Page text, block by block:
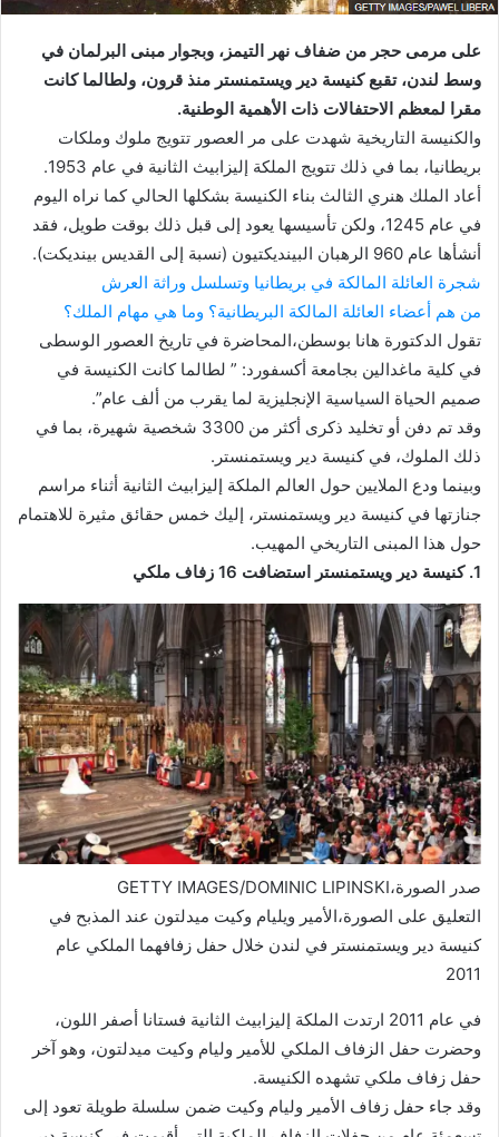
على مرمى حجر من ضفاف نهر التيمز، وبجوار مبنى البرلمان في
وسط لندن، تقبع كنيسة دير ويستمنستر منذ قرون، ولطالما كانت
مقرا لمعظم الاحتفالات ذات الأهمية الوطنية.
والكنيسة التاريخية شهدت على مر العصور تتويج ملوك وملكات
بريطانيا، بما في ذلك تتويج الملكة إليزابيث الثانية في عام 1953.
أعاد الملك هنري الثالث بناء الكنيسة بشكلها الحالي كما نراه اليوم
في عام 1245، ولكن تأسيسها يعود إلى قبل ذلك بوقت طويل، فقد
أنشأها عام 960 الرهبان البينديكتيون (نسبة إلى القديس بينديكت).
شجرة العائلة المالكة في بريطانيا وتسلسل وراثة العرش
من هم أعضاء العائلة المالكة البريطانية؟ وما هي مهام الملك؟
تقول الدكتورة هانا بوسطن،المحاضرة في تاريخ العصور الوسطى
في كلية ماغدالين بجامعة أكسفورد: ” لطالما كانت الكنيسة في
صميم الحياة السياسية الإنجليزية لما يقرب من ألف عام”.
وقد تم دفن أو تخليد ذكرى أكثر من 3300 شخصية شهيرة، بما في
ذلك الملوك، في كنيسة دير ويستمنستر.
وبينما ودع الملايين حول العالم الملكة إليزابيث الثانية أثناء مراسم
جنازتها في كنيسة دير ويستمنستر، إليك خمس حقائق مثيرة للاهتمام
حول هذا المبنى التاريخي المهيب.
1. كنيسة
دير ويستمنستر استضافت 16 زفاف ملكي
صدر الصورة،GETTY IMAGES/DOMINIC LIPINSKI
التعليق على الصورة،الأمير ويليام وكيت ميدلتون عند المذبح في
كنيسة دير ويستمنستر في لندن خلال حفل زفافهما الملكي عام
2011
في عام 2011 ارتدت الملكة إليزابيث الثانية فستانا أصفر اللون،
وحضرت حفل الزفاف الملكي للأمير وليام وكيت ميدلتون، وهو آخر
حفل زفاف ملكي تشهده الكنيسة.
وقد جاء حفل زفاف الأمير وليام وكيت ضمن سلسلة طويلة تعود إلى